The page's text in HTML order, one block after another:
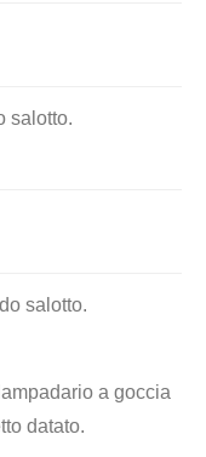
salotto.
salotto.
a goccia
datato.